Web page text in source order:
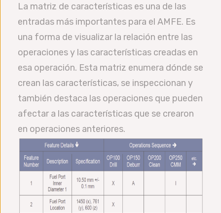
La matriz de características es una de las
entradas más importantes para el AMFE. Es
una forma de visualizar la relación entre las
operaciones y las características creadas en
esa operación. Esta matriz enumera dónde se
crean las características, se inspeccionan y
también destaca las operaciones que pueden
afectar a las características que se crearon
en operaciones anteriores.